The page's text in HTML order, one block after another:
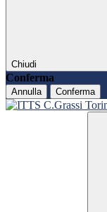
Chiudi
Conferma
Annulla Conferma